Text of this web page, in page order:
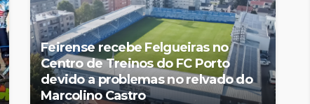
Feirense recebe Felgueiras no
Centro de Treinos do FC Porto
devido a problemas no relvado do
Marcolino Castro